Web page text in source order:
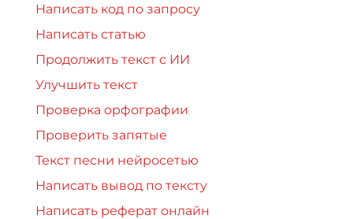
Написать код по запросу
Написать статью
Продолжить текст с ИИ
Улучшить текст
Проверка орфографии
Проверить запятые
Текст песни нейросетью
Написать вывод по тексту
Написать реферат онлайн